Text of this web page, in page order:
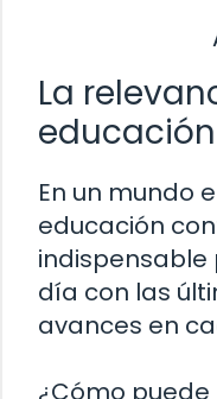
La
En un mundo
educación
día con las
avances en
¿Cómo